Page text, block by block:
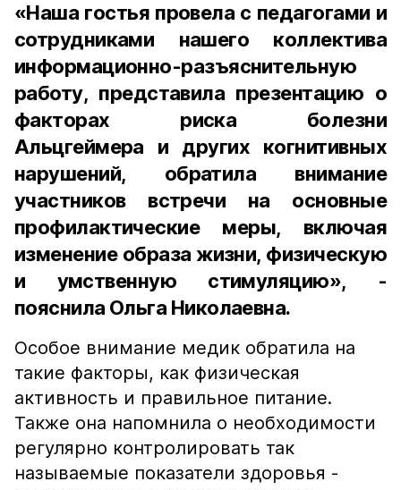
«Наша гостья провела с педагогами и
сотрудниками нашего коллектива
информационно-разъяснительную
работу, представила презентацию о
факторах риска болезни
Альцгеймера и других когнитивных
нарушений, обратила внимание
участников встречи на основные
профилактические меры, включая
изменение образа жизни, физическую
и умственную стимуляцию», -
пояснила Ольга Николаевна.
Особое внимание медик обратила на
такие факторы, как физическая
активность и правильное питание.
Также она напомнила о необходимости
регулярно контролировать так
называемые показатели здоровья -